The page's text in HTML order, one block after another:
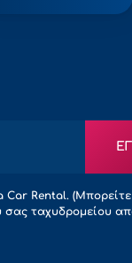
Rental.
σας ταχυδρομείου